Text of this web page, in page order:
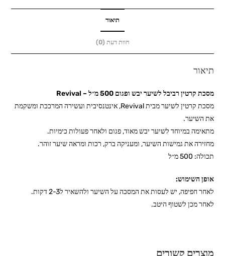
ופגום
תיאור
חוות דעת (0)
תיאור
מסכת קרטין רביבל לשיער יבש ופגום 500 מ״ל – Revival
מסכת קרטין לשיער מבית Revival, אינטנסיבית ועשירה המרככת ומשקמת
את השיער.
מתאימה במיוחד לשיער יבש מאוד, פגום ולאחר פעולות כימיות.
מחזירה את גמישות השיער, ומעניקה ברק, רכות ומראה שיער זוהר.
תכולה: 500 מ״ל
אופן השימוש:
לאחר חפיפה, יש לעסות את המסכה על השיער ולהשאיר ל2-3 דקות.
לאחר מכן לשטוף היטב.
מוצרים קשורים